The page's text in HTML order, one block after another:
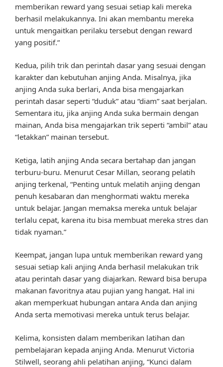
memberikan reward yang sesuai setiap kali mereka
berhasil melakukannya. Ini akan membantu mereka
untuk mengaitkan perilaku tersebut dengan reward
yang positif.”
Kedua, pilih trik dan perintah dasar yang sesuai dengan
karakter dan kebutuhan anjing Anda. Misalnya, jika
anjing Anda suka berlari, Anda bisa mengajarkan
perintah dasar seperti “duduk” atau “diam” saat berjalan.
Sementara itu, jika anjing Anda suka bermain dengan
mainan, Anda bisa mengajarkan trik seperti “ambil” atau
“letakkan” mainan tersebut.
Ketiga, latih anjing Anda secara bertahap dan jangan
terburu-buru. Menurut Cesar Millan, seorang pelatih
anjing terkenal, “Penting untuk melatih anjing dengan
penuh kesabaran dan menghormati waktu mereka
untuk belajar. Jangan memaksa mereka untuk belajar
terlalu cepat, karena itu bisa membuat mereka stres dan
tidak nyaman.”
Keempat, jangan lupa untuk memberikan reward yang
sesuai setiap kali anjing Anda berhasil melakukan trik
atau perintah dasar yang diajarkan. Reward bisa berupa
makanan favoritnya atau pujian yang hangat. Hal ini
akan memperkuat hubungan antara Anda dan anjing
Anda serta memotivasi mereka untuk terus belajar.
Kelima, konsisten dalam memberikan latihan dan
pembelajaran kepada anjing Anda. Menurut Victoria
Stilwell, seorang ahli pelatihan anjing, “Kunci dalam